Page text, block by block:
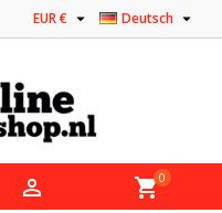
Deutsch 
EUR € 
 shopping_cart0